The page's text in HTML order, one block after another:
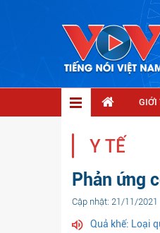
GIỚI
Y TẾ
Phản ứng
Cập nhật: 21/11/2021
Quả khế: Loại